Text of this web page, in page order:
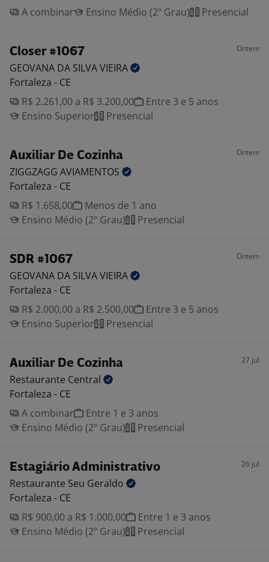
A combinar
Ensino Médio (2º Grau) Presencial
Closer #1067 Ontem
GEOVANA DA SILVAVIEIRA
Fortaleza - CE
R$ 2.261,00 a R$ 3.200,00
Entre 3 e 5 anos
Ensino Superior
Presencial
Auxiliar De Cozinha Ontem
ZIGGZAGG AVIAMENTOS
Fortaleza - CE
R$ 1.658,00
Menos de 1 ano
Ensino Médio (2º Grau)
Presencial
SDR #1067 Ontem
GEOVANA DA SILVAVIEIRA
Fortaleza - CE
R$ 2.000,00 a R$ 2.500,00
Entre 3 e 5 anos
Ensino Superior
Presencial
Auxiliar De Cozinha 27 jul
Restaurante Central
Fortaleza - CE
A combinar
Entre 1 e 3 anos
Ensino Médio (2º Grau)
Presencial
Estagiário Administrativo 26 jul
Restaurante Seu Geraldo
Fortaleza - CE
R$ 900,00 a R$ 1.000,00
Entre 1 e 3 anos
Ensino Médio (2º Grau)
Presencial